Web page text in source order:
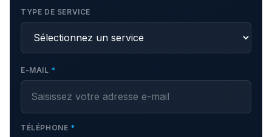
TYPE DE SERVICE
E-MAIL *
TÉLÉPHONE *